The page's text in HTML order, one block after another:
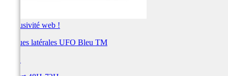
Exclusivité web !
Plaques latérales UFO Bleu TM